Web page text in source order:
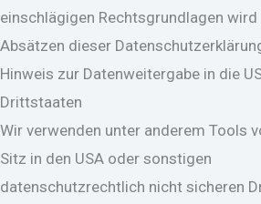
einschlägigen Rechtsgrundlagen
Absätzen dieser
Hinweis zur Datenweitergabe in die
Drittstaaten
Wir verwenden unter anderem Tools
Sitz in den USA oder sonstigen
datenschutzrechtlich nicht sicheren